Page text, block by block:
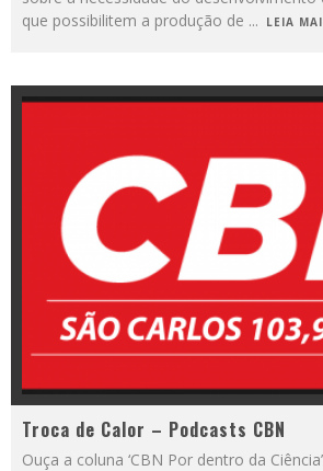
que possibilitem a produção de ... LEIA
Troca de Calor – Podcasts CBN
Ouça a coluna ‘CBN Por dentro da